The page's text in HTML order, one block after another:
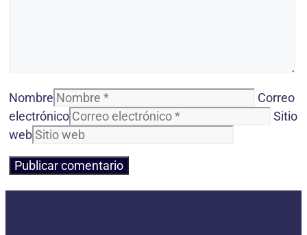
Nombre
Correo
electrónico
Sitio
web